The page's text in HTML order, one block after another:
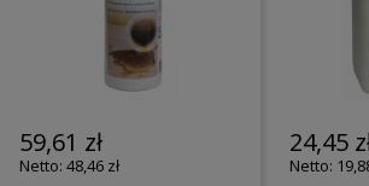
59,61 zł
48,46 zł
24,45